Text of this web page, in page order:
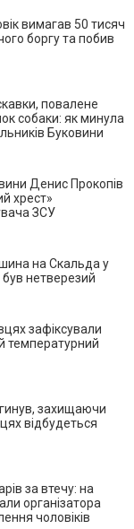
вимагав 50 тисяч
боргу та побив
повалене
собаки: як минула
Буковини
Денис Прокопів
хрест»
ЗСУ
на Скальда у
був нетверезий
зафіксували
температурний
захищаючи
відбудеться
за втечу: на
організатора
чоловіків